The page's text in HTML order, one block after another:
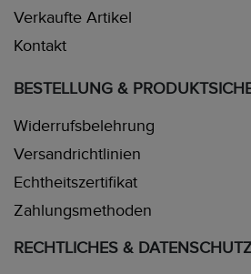
Verkaufte Artikel
Kontakt
BESTELLUNG &
Widerrufsbelehrung
Versandrichtlinien
Echtheitszertifikat
Zahlungsmethoden
RECHTLICHES &